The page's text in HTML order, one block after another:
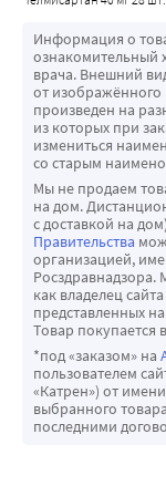
При
рамиприла
24 и Сmах
Клиническая
Прочие
Телмисартан
эффект других
На основании
амифостина
усиливать
средств,
приема
или
Информация о
ознакомительный
врача. Внешний
от
произведен на
из которых при
измениться
со старым
Мы не продаем
на дом.
с доставкой на
Правительства
организацией,
как владелец сайта
представленных на
Товар покупается
*под «заказом» на
пользователем
«Катрен») от
выбранного
последними